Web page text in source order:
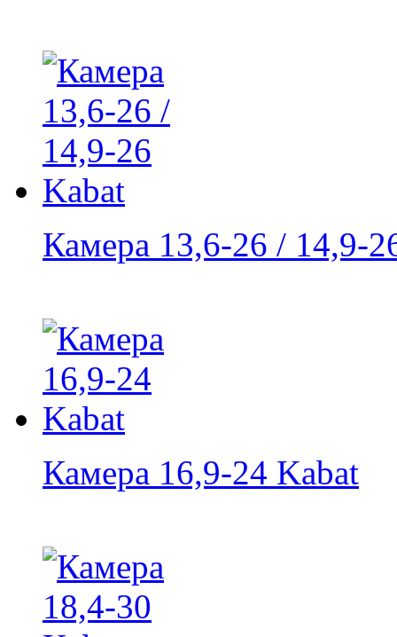
Камера 13,6-26 / 14,9-
Камера 16,9-24 Kabat